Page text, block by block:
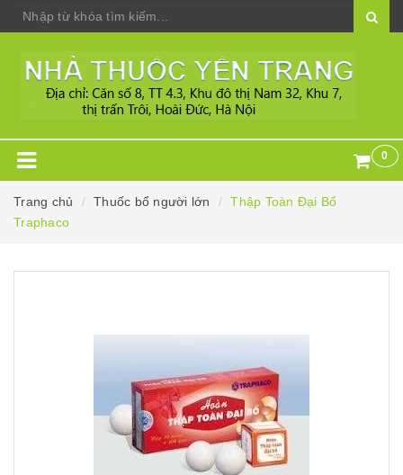
0
Trang chủ Thuốc bổ người lớn
Thập Toàn Đại Bổ
Traphaco